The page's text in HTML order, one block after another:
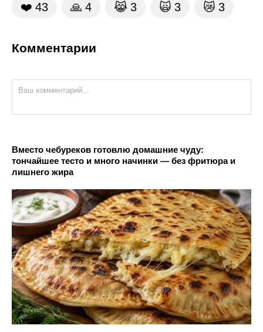
❤️ 43 🙏 4 😹 3 🙀 3 😿 3
Комментарии
Вместо чебуреков готовлю домашние чуду:
тончайшее тесто и много начинки — без фритюра и
лишнего жира